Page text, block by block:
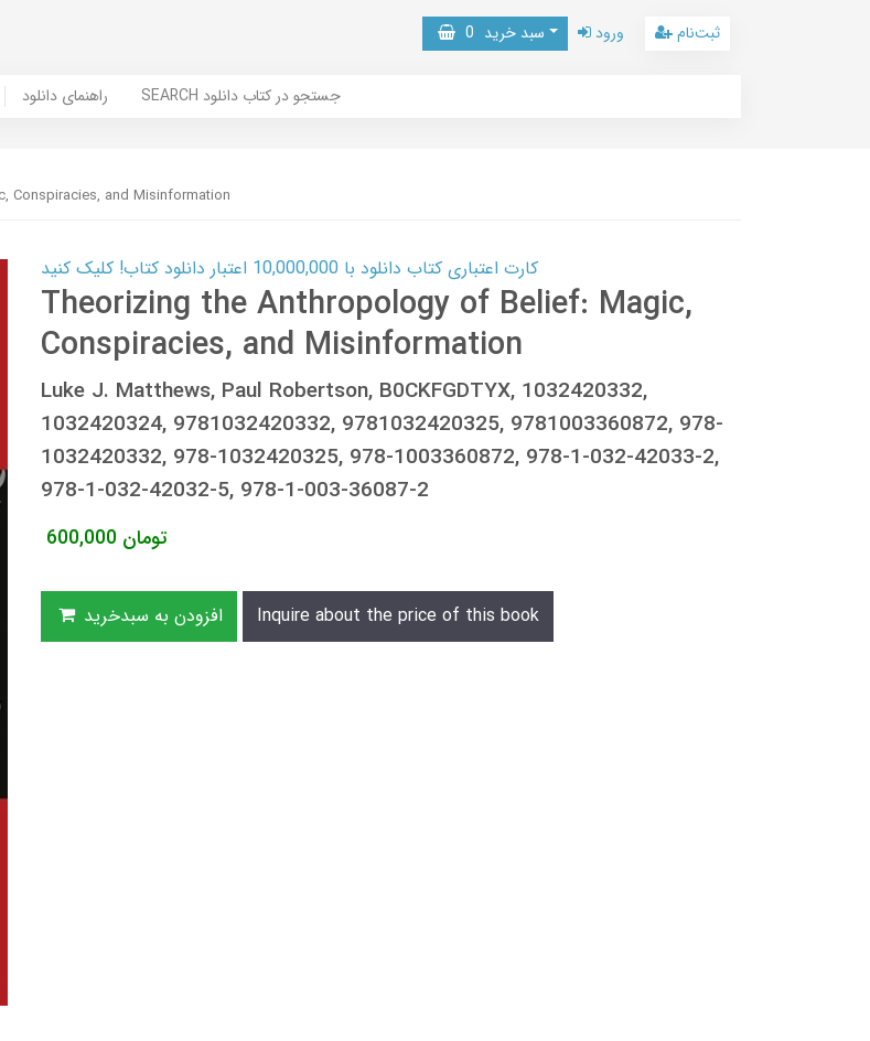
سبد خرید 0 ورود ثبت‌نام
راهنمای دانلود SEARCH جستجو در کتاب دانلود
Conspiracies, and Misinformation
کارت اعتباری کتاب دانلود با 10,000,000 اعتبار دانلود کتاب! کلیک کنید
Theorizing the Anthropology of Belief: Magic,
Conspiracies, and Misinformation
Luke J. Matthews, Paul Robertson, B0CKFGDTYX, 1032420332,
1032420324, 9781032420332, 9781032420325, 9781003360872, 978-
1032420332, 978-1032420325, 978-1003360872, 978-1-032-42033-2,
978-1-032-42032-5, 978-1-003-36087-2
600,000 تومان
افزودن به سبدخرید Inquire about the price of this book